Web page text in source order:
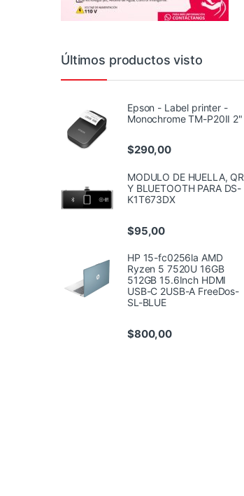
Últimos productos visto
Epson - Label printer -
Monochrome TM-P20II 2"
$290,00
MODULO DE HUELLA, QR
Y BLUETOOTH PARA DS-
K1T673DX
$95,00
HP 15-fc0256la AMD
Ryzen 5 7520U 16GB
512GB 15.6Inch HDMI
USB-C 2USB-A FreeDos-
SL-BLUE
$800,00